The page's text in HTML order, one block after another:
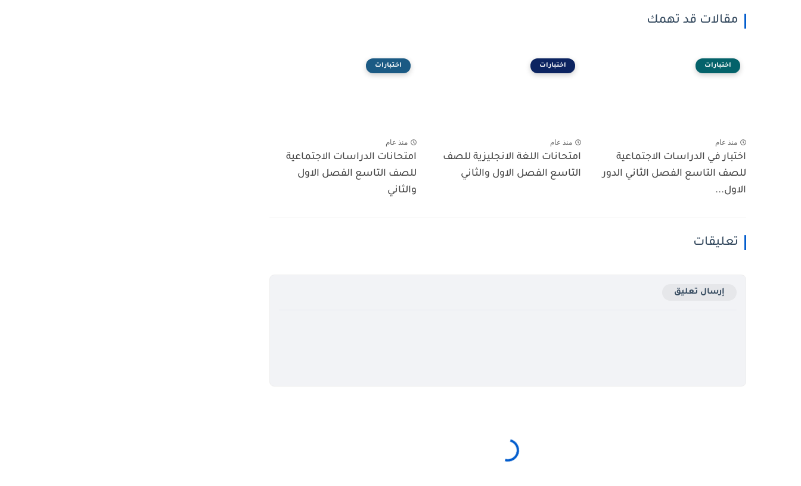
مقالات قد تهمك
اختبارات
منذ عام
اختبار في الدراسات الاجتماعية
للصف التاسع الفصل الثاني الدور
الاول...
اختبارات
منذ عام
امتحانات اللغة الانجليزية للصف
التاسع الفصل الاول والثاني
اختبارات
منذ عام
امتحانات الدراسات الاجتماعية
للصف التاسع الفصل الاول
والثاني
تعليقات
إرسال تعليق